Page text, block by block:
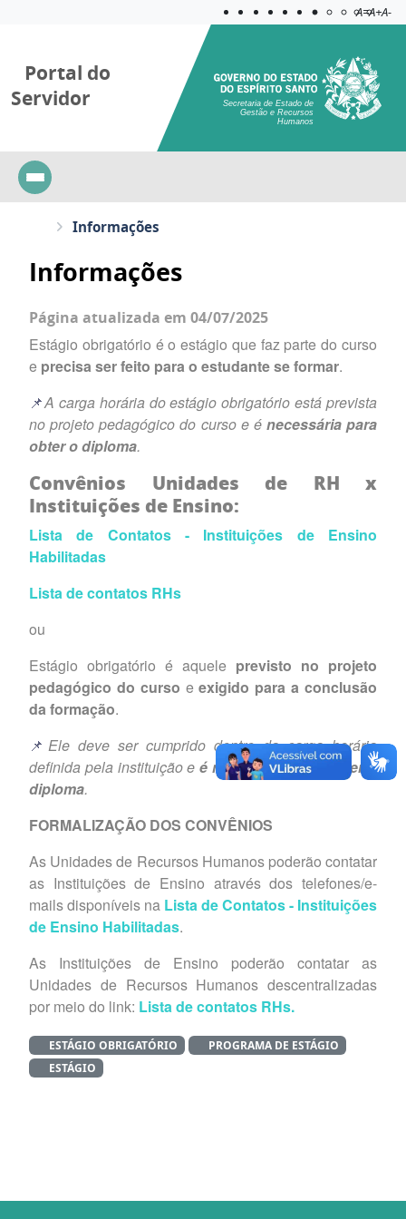
Aplicar
A=A+A-
Portal do
Servidor
Secretaria de Estado de
Gestão e Recursos
Humanos
Informações
Informações
Página atualizada em 04/07/2025
Estágio obrigatório é o estágio que faz parte do curso
e precisa ser feito para o estudante se formar.
📌A carga horária do estágio obrigatório está prevista
no projeto pedagógico do curso e é necessária para
obter o diploma.
Convênios Unidades de RH x
Instituições de Ensino:
Lista de Contatos - Instituições de Ensino
Habilitadas
Lista de contatos RHs
ou
Estágio obrigatório é aquele previsto no projeto
pedagógico do curso eexigido para a conclusão
da formação.
📌 Ele deve ser cumprido dentro da carga horária
definida pela instituição e é necessário para obter o
diploma.
FORMALIZAÇÃO DOS CONVÊNIOS
As Unidades de Recursos Humanos poderão contatar
as Instituições de Ensino através dos telefones/e-
mails disponíveis na Lista de Contatos - Instituições
de Ensino Habilitadas.
As Instituições de Ensino poderão contatar as
Unidades de Recursos Humanos descentralizadas
por meio do link: Lista de contatos RHs.
ESTÁGIO OBRIGATÓRIO
PROGRAMA DE ESTÁGIO
ESTÁGIO